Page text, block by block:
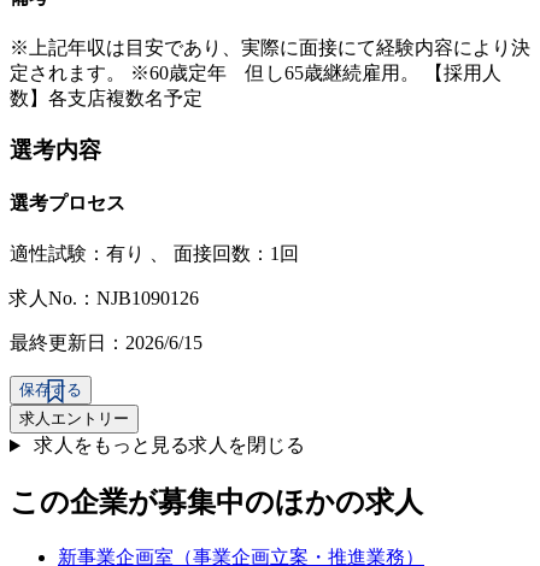
※上記年収は目安であり、実際に面接にて経験内容により決
定されます。 ※60歳定年 但し65歳継続雇用。 【採用人
数】各支店複数名予定
選考内容
選考プロセス
適性試験： 有り 、 面接回数：1回
求人No.：NJB1090126
最終更新日：2026/6/15
保存する
求人エントリー
求人をもっと見る求人を閉じる
この企業が募集中のほかの求人
新事業企画室（事業企画立案・推進業務）